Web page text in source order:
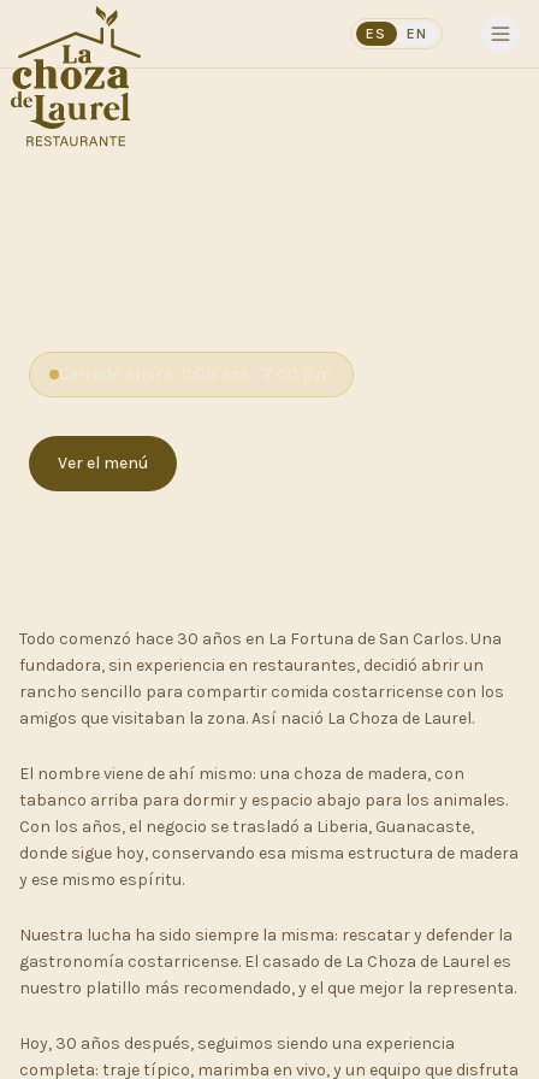
ES EN
Ver el menú
Todo comenzó hace 30 años en La Fortuna de San Carlos. Una
fundadora, sin experiencia en restaurantes, decidió abrir un
rancho sencillo para compartir comida costarricense con los
amigos que visitaban la zona. Así nació La Choza de Laurel.
El nombre viene de ahí mismo: una choza de madera, con
tabanco arriba para dormir y espacio abajo para los animales.
Con los años, el negocio se trasladó a Liberia, Guanacaste,
donde sigue hoy, conservando esa misma estructura de madera
y ese mismo espíritu.
Nuestra lucha ha sido siempre la misma: rescatar y defender la
gastronomía costarricense. El casado de La Choza de Laurel es
nuestro platillo más recomendado, y el que mejor la representa.
Hoy, 30 años después, seguimos siendo una experiencia
completa: traje típico, marimba en vivo, y un equipo que disfruta